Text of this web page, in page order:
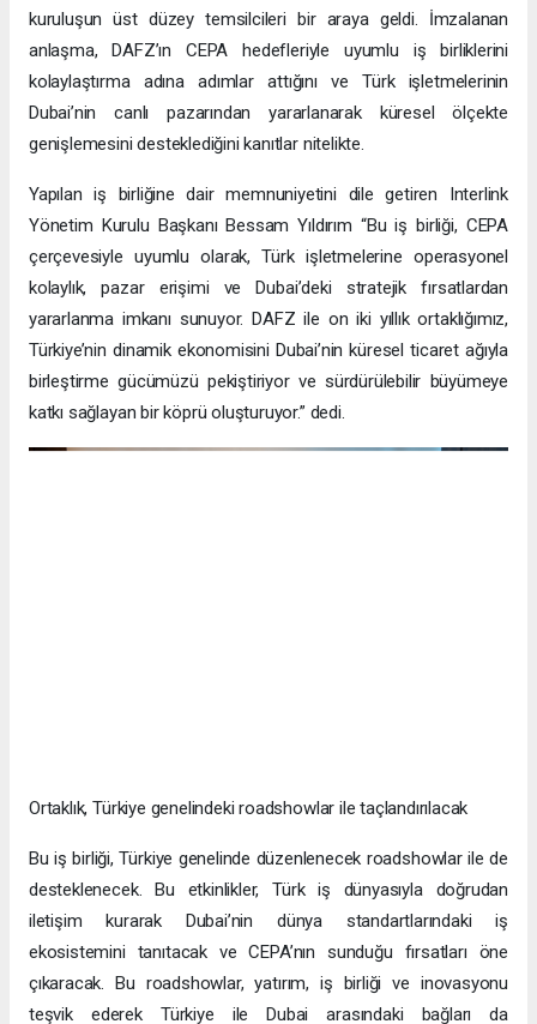
kuruluşun üst düzey temsilcileri bir araya geldi. İmzalanan
anlaşma, DAFZ’ın CEPA hedefleriyle uyumlu iş birliklerini
kolaylaştırma adına adımlar attığını ve Türk işletmelerinin
Dubai’nin canlı pazarından yararlanarak küresel ölçekte
genişlemesini desteklediğini kanıtlar nitelikte.
Yapılan iş birliğine dair memnuniyetini dile getiren Interlink
Yönetim Kurulu Başkanı Bessam Yıldırım “Bu iş birliği, CEPA
çerçevesiyle uyumlu olarak, Türk işletmelerine operasyonel
kolaylık, pazar erişimi ve Dubai’deki stratejik fırsatlardan
yararlanma imkanı sunuyor. DAFZ ile on iki yıllık ortaklığımız,
Türkiye’nin dinamik ekonomisini Dubai’nin küresel ticaret ağıyla
birleştirme gücümüzü pekiştiriyor ve sürdürülebilir büyümeye
katkı sağlayan bir köprü oluşturuyor.” dedi.
Ortaklık, Türkiye genelindeki roadshowlar ile taçlandırılacak
Bu iş birliği, Türkiye genelinde düzenlenecek roadshowlar ile de
desteklenecek. Bu etkinlikler, Türk iş dünyasıyla doğrudan
iletişim kurarak Dubai’nin dünya standartlarındaki iş
ekosistemini tanıtacak ve CEPA’nın sunduğu fırsatları öne
çıkaracak. Bu roadshowlar, yatırım, iş birliği ve inovasyonu
teşvik ederek Türkiye ile Dubai arasındaki bağları da